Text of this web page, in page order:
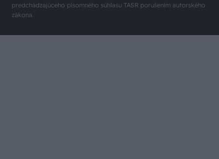
predchádzajúceho písomného súhlasu TASR porušením autorského
zákona.